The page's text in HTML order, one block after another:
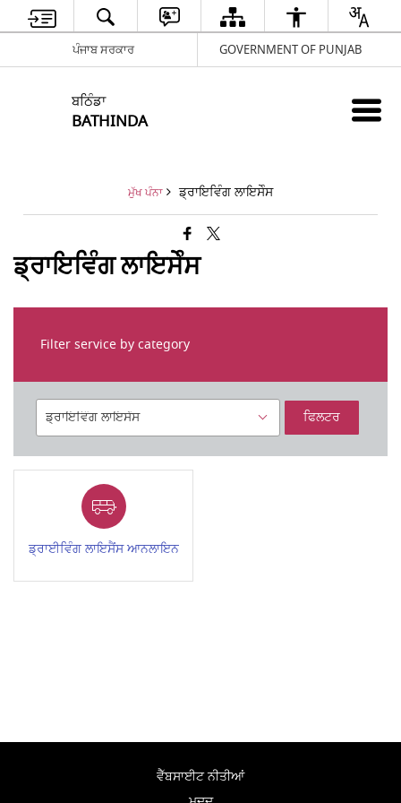
ਪੰਜਾਬ ਸਰਕਾਰ GOVERNMENT OF PUNJAB
ਬਠਿੰਡਾ
BATHINDA
ਮੁੱਖ ਪੰਨਾ ਡ੍ਰਾਇਵਿੰਗ ਲਾਇਸੇੰਸ
ਡ੍ਰਾਇਵਿੰਗ ਲਾਇਸੇੰਸ
Filter service by category
ਫਿਲਟਰ
ਡ੍ਰਾਈਵਿੰਗ ਲਾਇਸੈਂਸ ਆਨਲਾਇਨ
ਵੈੱਬਸਾਈਟ ਨੀਤੀਆਂ